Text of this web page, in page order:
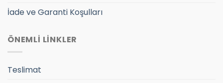
İade ve Garanti Koşulları
ÖNEMLİ LİNKLER
Teslimat